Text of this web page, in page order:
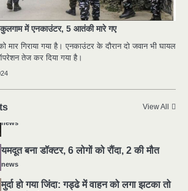
में एनकाउंटर, 5 आतंकी मारे गए
गिराया गया है। एनकाउंटर के दौरान दो जवान भी घायल
तेज कर दिया गया है।
View All
राजधानी में डबल मर्डर, 3 माह में 15 मर्डर
news
चीन में नए वायरस ने मचाई तबाही.. इमरजेंसी !
news
मोंटेनेग्रो में गोलीबारी की घटना, 10 की मौत
news
यमदूत बना डॉक्टर, 6 लोगों को रौंदा, 2 की मौत
news
मुर्दा हो गया जिंदा: गड्ढे में वाहन को लगा झटका तो